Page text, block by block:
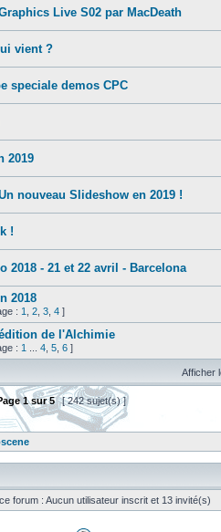
Live S02 par MacDeath
vient ?
speciale demos CPC
2019
nouveau Slideshow en 2019 !
!
2018 - 21 et 22 avril - Barcelona
2018
: 1 2 3 4 ]
de l'Alchimie
: 1 4 5 6 ]
Afficher
1sur5 [ 242 sujet(s) ]
forum : Aucun utilisateur inscrit et 13 invité(s)